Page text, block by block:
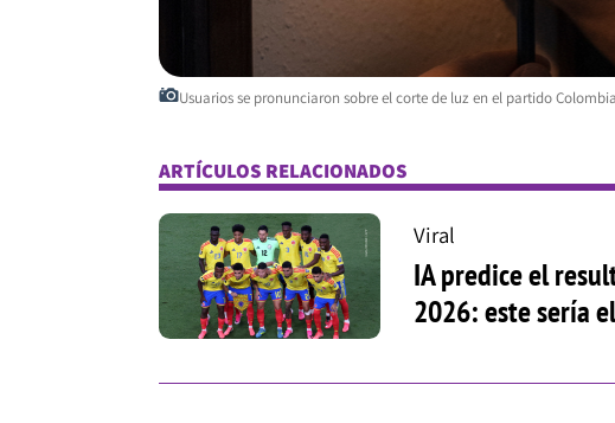
Usuarios se pronunciaron sobre el corte de luz en el partido
ARTÍCULOS RELACIONADOS
Viral
IA predice el
2026: este sería